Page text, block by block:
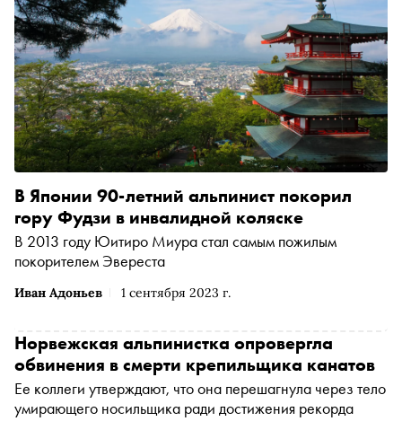
Иван Адоньев 1 сентября 2023 г.
В Японии 90-летний альпинист покорил
гору Фудзи в инвалидной коляске
В 2013 году Юитиро Миура стал самым пожилым
покорителем Эвереста
Норвежская альпинистка опровергла
обвинения в смерти крепильщика канатов
Ее коллеги утверждают, что она перешагнула через тело
умирающего носильщика ради достижения рекорда